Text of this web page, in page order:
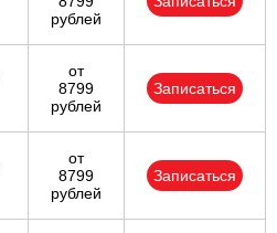
рублей
от
8799
рублей
Записаться
от
8799
рублей
Записаться